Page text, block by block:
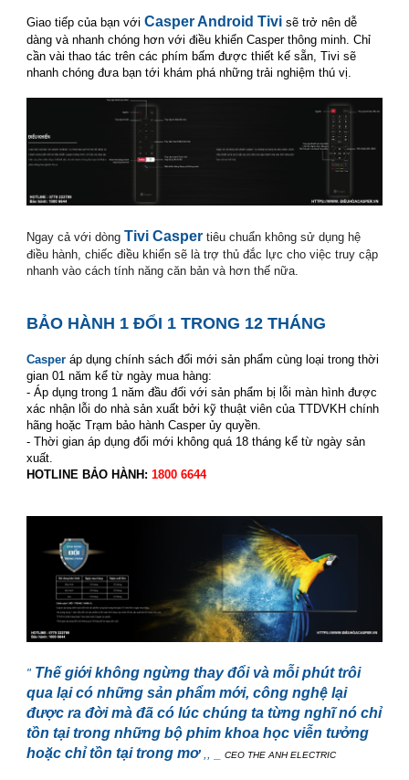
Giao tiếp của bạn với Casper Android Tivi sẽ trở nên dễ
dàng và nhanh chóng hơn với điều khiển Casper thông minh. Chỉ
cần vài thao tác trên các phím bấm được thiết kế sẵn, Tivi sẽ
nhanh chóng đưa bạn tới khám phá những trải nghiệm thú vị.
Ngay cả với dòng Tivi Casper tiêu chuẩn không sử dụng hệ
điều hành, chiếc điều khiển sẽ là trợ thủ đắc lực cho việc truy cập
nhanh vào cách tính năng căn bản và hơn thế nữa.
BẢO HÀNH 1 ĐỔI 1 TRONG 12 THÁNG
Casper áp dụng chính sách đổi mới sản phẩm cùng loại trong thời
gian 01 năm kể từ ngày mua hàng:
- Áp dụng trong 1 năm đầu đối với sản phẩm bị lỗi màn hình được
xác nhận lỗi do nhà sản xuất bởi kỹ thuật viên của TTDVKH chính
hãng hoặc Trạm bảo hành Casper ủy quyền.
- Thời gian áp dụng đổi mới không quá 18 tháng kể từ ngày sản
xuất.
HOTLINE BẢO HÀNH: 1800 6644
" Thế giới không ngừng thay đổi và mỗi phút trôi
qua lại có những sản phẩm mới, công nghệ lại
được ra đời mà đã có lúc chúng ta từng nghĩ nó chỉ
tồn tại trong những bộ phim khoa học viễn tưởng
hoặc chỉ tồn tại trong mơ,, _ CEO THE ANH ELECTRIC